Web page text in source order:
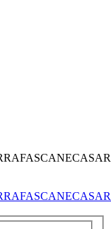
CANECASAR
CANECASAR